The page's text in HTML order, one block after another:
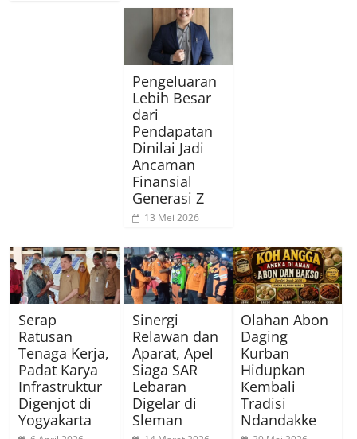
Pengeluaran
Lebih Besar
dari
Pendapatan
Dinilai Jadi
Ancaman
Finansial
Generasi Z
13 Mei 2026
Serap
Ratusan
Tenaga Kerja,
Padat Karya
Infrastruktur
Digenjot di
Yogyakarta
Sinergi
Relawan dan
Aparat, Apel
Siaga SAR
Lebaran
Digelar di
Sleman
Olahan Abon
Daging
Kurban
Hidupkan
Kembali
Tradisi
Ndandakke